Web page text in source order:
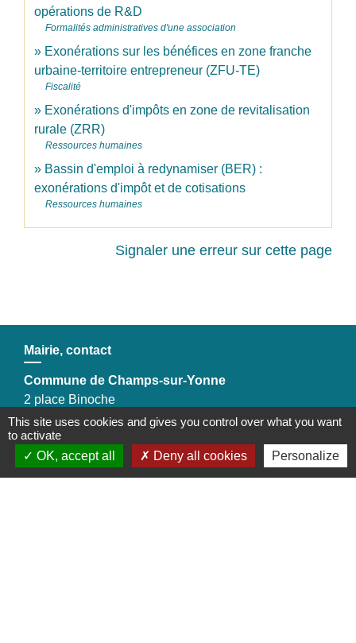
opérations de R&D
Formalités administratives d'une association
Exonérations sur les bénéfices en zone franche
urbaine-territoire entrepreneur (ZFU-TE)
Fiscalité
Exonérations d'impôts en zone de revitalisation
rurale (ZRR)
Ressources humaines
Bassin d'emploi à redynamiser (BER) :
exonérations d'impôt et de cotisations
Ressources humaines
Signaler une erreur sur cette page
Mairie, contact
Commune de Champs-sur-Yonne
2 place Binoche
89290 Champs-sur-Yonne - FRANCE
+33 3 86 53 30 75
Contact par formulaire
This site uses cookies and gives you control over what you want
to activate
OK, accept all
Deny all cookies Personalize